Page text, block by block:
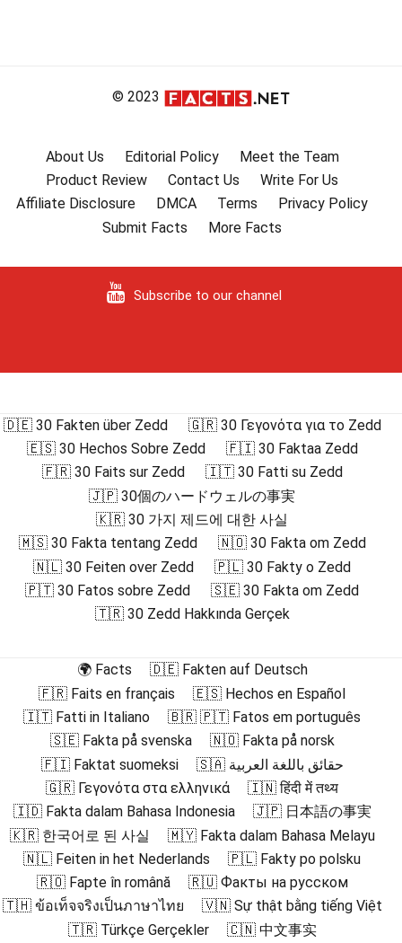
© 2023
About Us Editorial Policy
Meet the Team
Product Review
Contact Us
Write For Us
Affiliate Disclosure
DMCA Terms
Privacy Policy
Submit Facts
More Facts
Subscribe to our channel
🇩🇪 30 Fakten über Zedd
🇬🇷 30 Γεγονότα για το Zedd
🇪🇸 30 Hechos Sobre Zedd
🇫🇮 30 Faktaa Zedd
🇫🇷 30 Faits sur Zedd
🇮🇹 30 Fatti su Zedd
🇯🇵 30個のハードウェルの事実
🇰🇷 30 가지 제드에 대한 사실
🇲🇸 30 Fakta tentang Zedd
🇳🇴 30 Fakta om Zedd
🇳🇱 30 Feiten over Zedd
🇵🇱 30 Fakty o Zedd
🇵🇹 30 Fatos sobre Zedd
🇸🇪 30 Fakta om Zedd
🇹🇷 30 Zedd Hakkında Gerçek
🌍 Facts
🇩🇪 Fakten auf Deutsch
🇫🇷 Faits en français
🇪🇸 Hechos en Español
🇮🇹 Fatti in Italiano
🇧🇷 🇵🇹 Fatos em português
🇸🇪 Fakta på svenska
🇳🇴 Fakta på norsk
🇫🇮 Faktat suomeksi
🇸🇦 حقائق باللغة العربية
🇬🇷 Γεγονότα στα ελληνικά
🇮🇳 हिंदी में तथ्य
🇮🇩 Fakta dalam Bahasa Indonesia
🇯🇵 日本語の事実
🇰🇷 한국어로 된 사실
🇲🇾 Fakta dalam Bahasa Melayu
🇳🇱 Feiten in het Nederlands
🇵🇱 Fakty po polsku
🇷🇴 Fapte în română
🇷🇺 Факты на русском
🇹🇭 ข้อเท็จจริงเป็นภาษาไทย
🇻🇳 Sự thật bằng tiếng Việt
🇹🇷 Türkçe Gerçekler
🇨🇳 中文事实